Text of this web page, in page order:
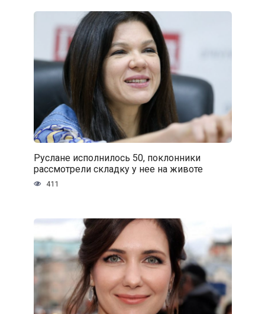
Руслане исполнилось 50, поклонники
рассмотрели складку у нее на животе
411